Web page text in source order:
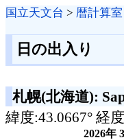
国立天文台 > 暦計算室
日の出入り
札幌(北海道):
緯度:43.0667° 経
2026年